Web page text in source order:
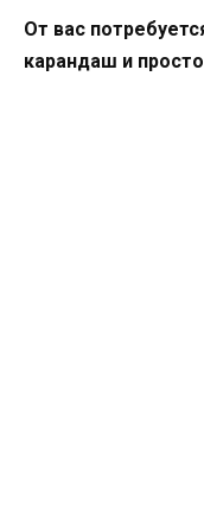
От вас
карандаш и